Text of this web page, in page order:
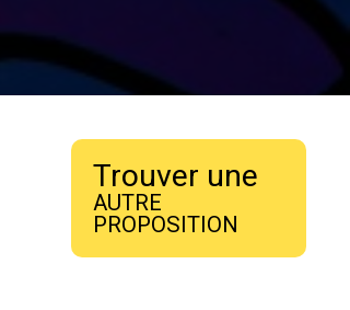
Trouver une
AUTRE
PROPOSITION